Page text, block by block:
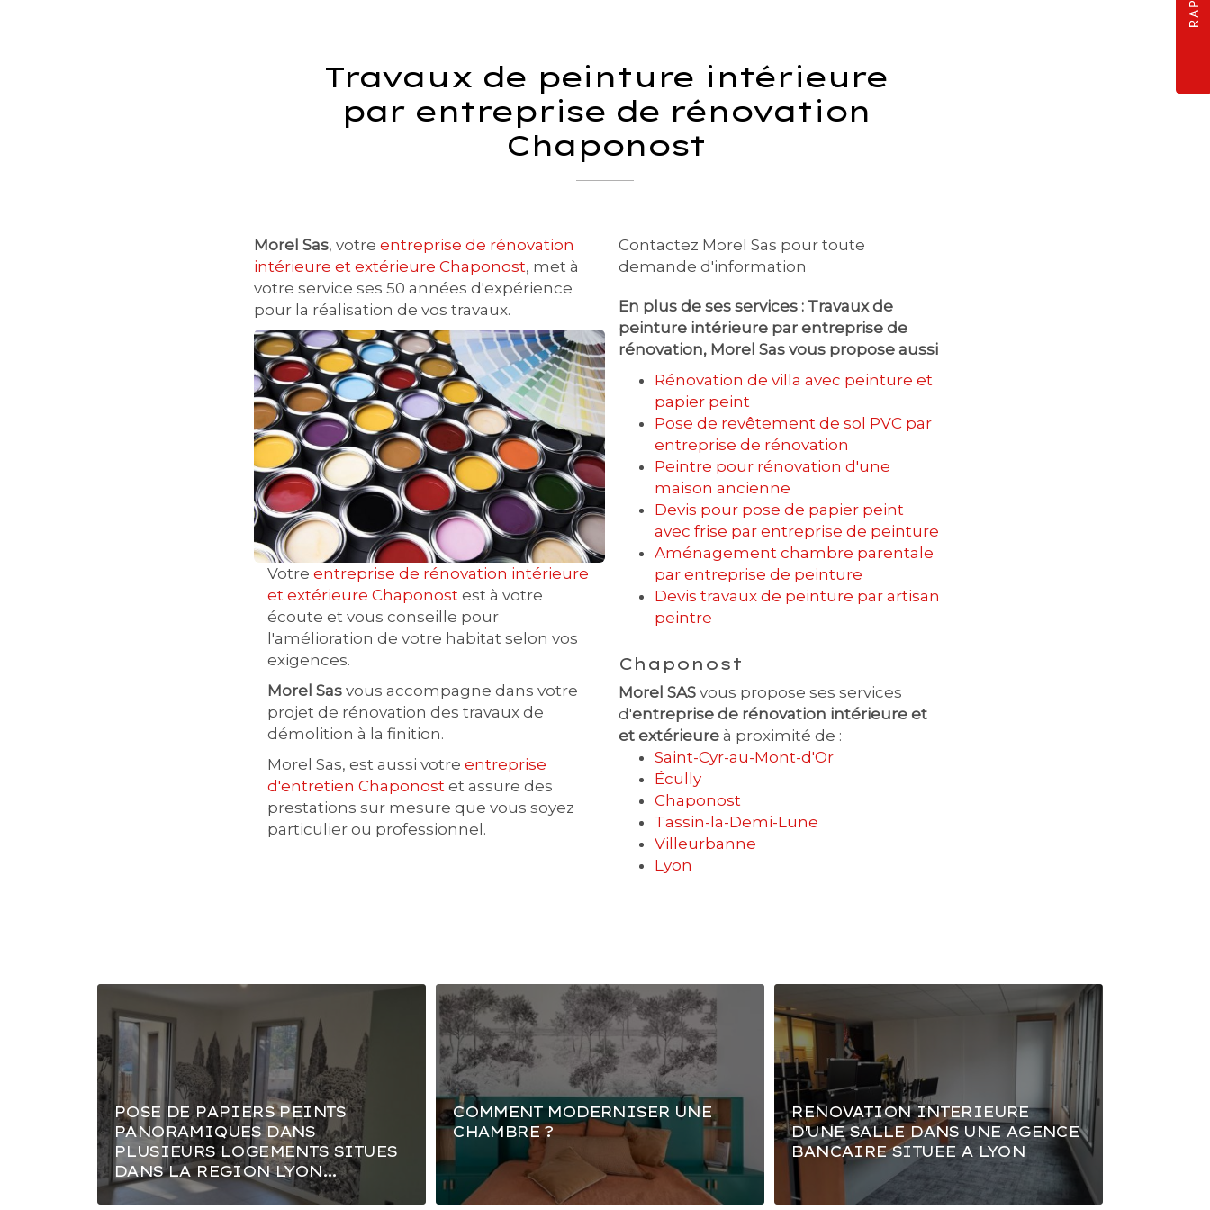
Travaux de peinture intérieure
par entreprise de rénovation
Chaponost
Morel Sas, votre entreprise de rénovation
intérieure et extérieure Chaponost, met à
votre service ses 50 années d'expérience
pour la réalisation de vos travaux.
Votre entreprise de rénovation intérieure
et extérieure Chaponost est à votre
écoute et vous conseille pour
l'amélioration de votre habitat selon vos
exigences.
Morel Sas vous accompagne dans votre
projet de rénovation des travaux de
démolition à la finition.
Morel Sas, est aussi votre entreprise
d'entretien Chaponost et assure des
prestations sur mesure que vous soyez
particulier ou professionnel.
Contactez Morel Sas pour toute
demande d'information
En plus de ses services : Travaux de
peinture intérieure par entreprise de
rénovation, Morel Sas vous propose aussi
Rénovation de villa avec peinture et
papier peint
Pose de revêtement de sol PVC par
entreprise de rénovation
Peintre pour rénovation d'une
maison ancienne
Devis pour pose de papier peint
avec frise par entreprise de peinture
Aménagement chambre parentale
par entreprise de peinture
Devis travaux de peinture par artisan
peintre
Chaponost
Morel SAS vous propose ses services
d'entreprise de rénovation intérieure et
et extérieure à proximité de :
Saint-Cyr-au-Mont-d'Or
Écully
Chaponost
Tassin-la-Demi-Lune
Villeurbanne
Lyon
POSE DE PAPIERS PEINTS
PANORAMIQUES DANS
PLUSIEURS LOGEMENTS SITUES
DANS LA REGION LYON...
COMMENT MODERNISER UNE
CHAMBRE ?
RENOVATION INTERIEURE
D'UNE SALLE DANS UNE AGENCE
BANCAIRE SITUEE A LYON